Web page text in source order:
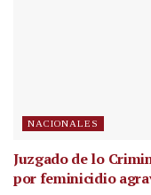
NACIONALES
Juzgado de lo
por feminicidio